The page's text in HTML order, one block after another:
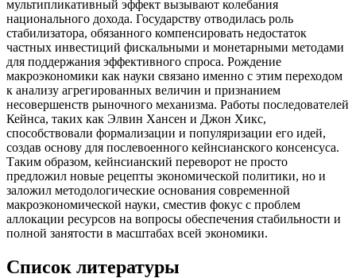
мультипликативный эффект вызывают колебания
национального дохода. Государству отводилась роль
стабилизатора, обязанного компенсировать недостаток
частных инвестиций фискальными и монетарными методами
для поддержания эффективного спроса. Рождение
макроэкономики как науки связано именно с этим переходом
к анализу агрегированных величин и признанием
несовершенств рыночного механизма. Работы последователей
Кейнса, таких как Элвин Хансен и Джон Хикс,
способствовали формализации и популяризации его идей,
создав основу для послевоенного кейнсианского консенсуса.
Таким образом, кейнсианский переворот не просто
предложил новые рецепты экономической политики, но и
заложил методологические основания современной
макроэкономической науки, сместив фокус с проблем
аллокации ресурсов на вопросы обеспечения стабильности и
полной занятости в масштабах всей экономики.
Список литературы